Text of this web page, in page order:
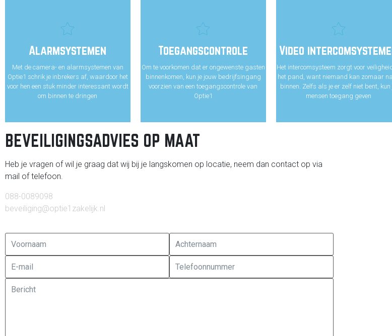
Alarmsystemen
Met de camera- en alarmsystemen van
Optie1 schrik je inbrekers af, waardoor het
voor hen een stuk minder interessant wordt
om binnen te dringen
Toegangscontrole
Om te voorkomen dat er ongewenste gasten
binnenkomen, kun je jouw bedrijfsingang
voorzien van een toegangscontrole van
Optie1
Video
Het intercomsysteem zorgt voor
het pand, want niemand kan zomaar
binnen. Zelfs als je er zelf niet bent, kun
mensen toegang geven
BEVEILIGINGSADVIES OP MAAT
Heb je vragen of wil je graag dat wij bij je langskomen op locatie, neem dan contact op via
mail of telefoon.
088-0089098
beveiliging@optie1zakelijk.nl